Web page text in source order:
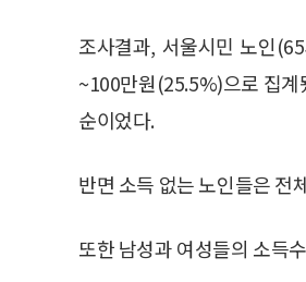
조사결과, 서울시민 노인
~100만원(25.5%)으로 집
순이었다.
반면 소득 없는 노인들은 전
또한 남성과 여성들의 소득